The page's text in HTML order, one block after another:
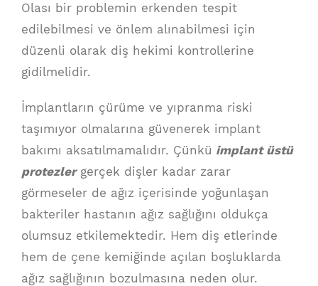
Olası bir problemin erkenden tespit
edilebilmesi ve önlem alınabilmesi için
düzenli olarak diş hekimi kontrollerine
gidilmelidir.
İmplantların çürüme ve yıpranma riski
taşımıyor olmalarına güvenerek implant
bakımı aksatılmamalıdır. Çünkü implant üstü
protezlergerçek dişler kadar zarar
görmeseler de ağız içerisinde yoğunlaşan
bakteriler hastanın ağız sağlığını oldukça
olumsuz etkilemektedir. Hem diş etlerinde
hem de çene kemiğinde açılan boşluklarda
ağız sağlığının bozulmasına neden olur.